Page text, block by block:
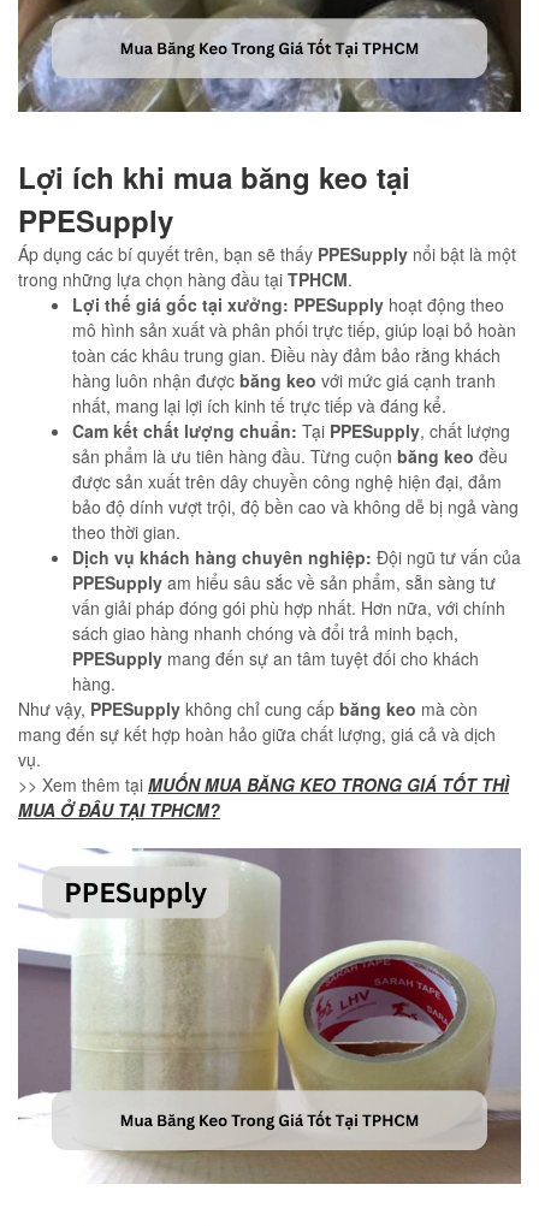
Lợi ích khi mua băng keo tại
PPESupply
Áp dụng các bí quyết trên, bạn sẽ thấy PPESupply nổi bật là một
trong những lựa chọn hàng đầu tại TPHCM.
Lợi thế giá gốc tại xưởng: PPESupply hoạt động theo
mô hình sản xuất và phân phối trực tiếp, giúp loại bỏ hoàn
toàn các khâu trung gian. Điều này đảm bảo rằng khách
hàng luôn nhận được băng keo với mức giá cạnh tranh
nhất, mang lại lợi ích kinh tế trực tiếp và đáng kể.
Cam kết chất lượng chuẩn: Tại PPESupply, chất lượng
sản phẩm là ưu tiên hàng đầu. Từng cuộn băng keo đều
được sản xuất trên dây chuyền công nghệ hiện đại, đảm
bảo độ dính vượt trội, độ bền cao và không dễ bị ngả vàng
theo thời gian.
Dịch vụ khách hàng chuyên nghiệp: Đội ngũ tư vấn của
PPESupply am hiểu sâu sắc về sản phẩm, sẵn sàng tư
vấn giải pháp đóng gói phù hợp nhất. Hơn nữa, với chính
sách giao hàng nhanh chóng và đổi trả minh bạch,
PPESupply mang đến sự an tâm tuyệt đối cho khách
hàng.
Như vậy, PPESupply không chỉ cung cấp băng keo mà còn
mang đến sự kết hợp hoàn hảo giữa chất lượng, giá cả và dịch
vụ.
>> Xem thêm tại MUỐN MUA BĂNG KEO TRONG GIÁ TỐT THÌ
MUA Ở ĐÂU TẠI TPHCM?